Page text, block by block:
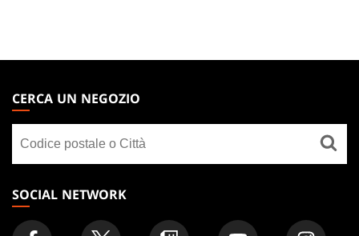
THE
GATHERING
FOOTER
CERCA UN NEGOZIO
un
negozio
SOCIAL NETWORK